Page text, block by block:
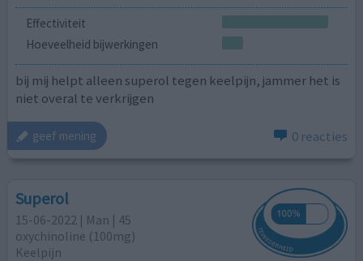
Effectiviteit
Hoeveelheid bijwerkingen
bij mij helpt alleen superol tegen keelpijn, jammer het is
niet overal te verkrijgen
geef mening 0 reacties
Superol
15-06-2022 | Man | 45
oxychinoline (100mg)
Keelpijn